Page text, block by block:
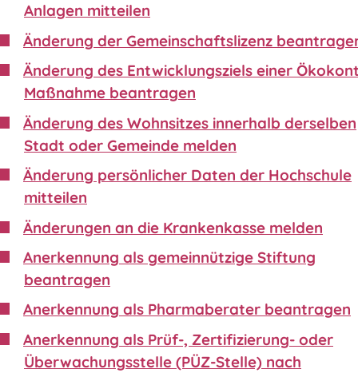
Anlagen mitteilen
Änderung der Gemeinschaftslizenz
Änderung des Entwicklungsziels einer
Maßnahme beantragen
Änderung des Wohnsitzes innerhalb derselben
Stadt oder Gemeinde melden
Änderung persönlicher Daten der Hochschule
mitteilen
Änderungen an die Krankenkasse melden
Anerkennung als gemeinnützige Stiftung
beantragen
Anerkennung als Pharmaberater beantragen
Anerkennung als Prüf-, Zertifizierung- oder
Überwachungsstelle (PÜZ-Stelle) nach